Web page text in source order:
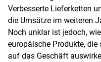
Verbesserte Lieferketten
die Umsätze im weiteren
Noch unklar ist jedoch,
europäische Produkte,
auf das Geschäft